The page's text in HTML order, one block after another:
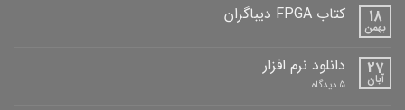
دیباگران 18
بهمن
کتاب FPGA دیباگران
کتاب
FPGA
دیباگران
ثبت
نشده 27
آبان
دانلود نرم افزار
5 دیدگاه برای